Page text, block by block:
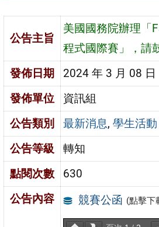
公告主旨
美國國務院辦理「
程式國際賽」，請
發佈日期
2024 年 3 月 08 日
發佈單位
資訊組
公告類別
最新消息,學生活動
公告等級
轉知
點閱次數
630
公告內容
競賽公函 (點擊下